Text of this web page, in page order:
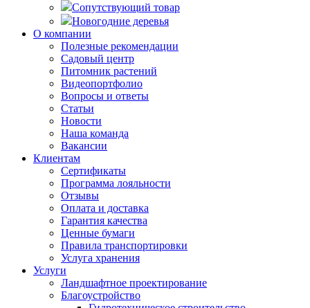
Сопутствующий товар
Новогодние деревья
О компании
Полезные рекомендации
Садовый центр
Питомник растений
Видеопортфолио
Вопросы и ответы
Статьи
Новости
Наша команда
Вакансии
Клиентам
Сертификаты
Программа лояльности
Отзывы
Оплата и доставка
Гарантия качества
Ценные бумаги
Правила транспортировки
Услуга хранения
Услуги
Ландшафтное проектирование
Благоустройство